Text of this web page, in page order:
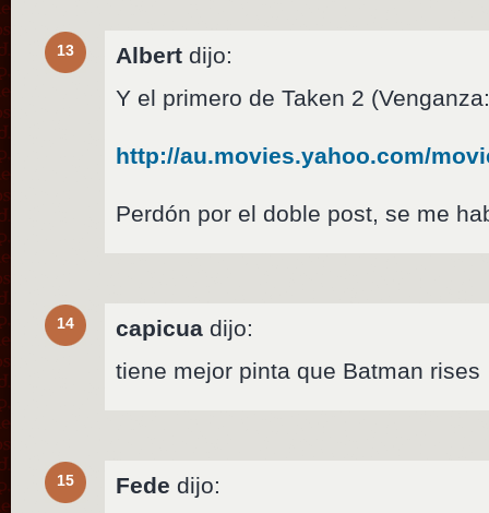
13 Albert dijo:
Y el primero de Taken 2
http://au.movies.yahoo.com/
Perdón por el doble post, se me
14 capicua dijo:
tiene mejor pinta que Batman rises
15 Fede dijo: